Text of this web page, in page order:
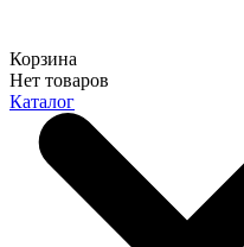
Корзина
Нет товаров
Каталог